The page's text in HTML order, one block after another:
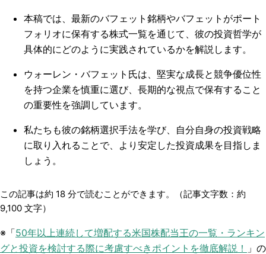
本稿では、最新のバフェット銘柄やバフェットがポート
フォリオに保有する株式一覧を通じて、彼の投資哲学が
具体的にどのように実践されているかを解説します。
ウォーレン・バフェット氏は、堅実な成長と競争優位性
を持つ企業を慎重に選び、長期的な視点で保有すること
の重要性を強調しています。
私たちも彼の銘柄選択手法を学び、自分自身の投資戦略
に取り入れることで、より安定した投資成果を目指しま
しょう。
この記事は約 18 分で読むことができます。（記事文字数：約
9,100 文字）
※「50年以上連続して増配する米国株配当王の一覧・ランキン
グと投資を検討する際に考慮すべきポイントを徹底解説！ 」の